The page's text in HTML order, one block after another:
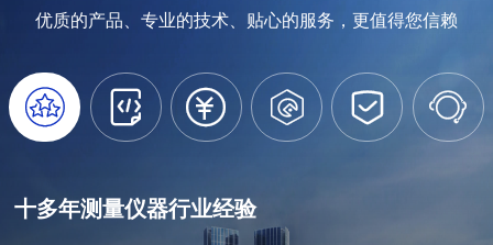
优质的产品、专业的技术、贴心的服务，更值得您信赖
     
十多年测量仪器行业经验